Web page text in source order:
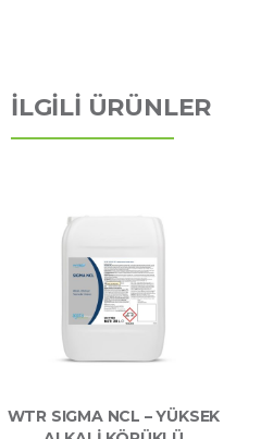
İLGİLİ ÜRÜNLER
WTR SIGMA NCL – YÜKSEK